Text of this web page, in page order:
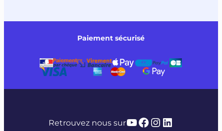
Paiement sécurisé
Retrouvez nous surYouTube
Facebook
Instagram
LinkedIn